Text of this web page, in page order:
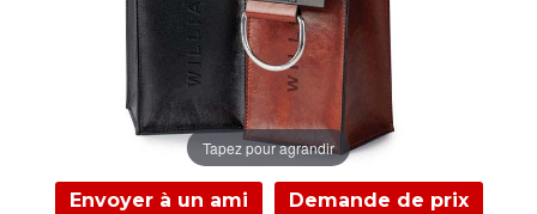
Tapez pour agrandir
Envoyer à un ami Demande de prix